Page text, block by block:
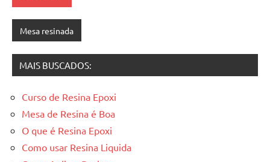
resina.
Explore
nossas
sobre
mesa
madeira
de
Mesa resinada
MAIS BUSCADOS:
Curso de Resina Epoxi
Mesa de Resina é Boa
O que é Resina Epoxi
Como usar Resina Liquida